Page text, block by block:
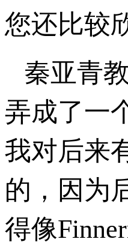
您还比较
秦亚青
弄成了一
我对后来
的，因为
得像